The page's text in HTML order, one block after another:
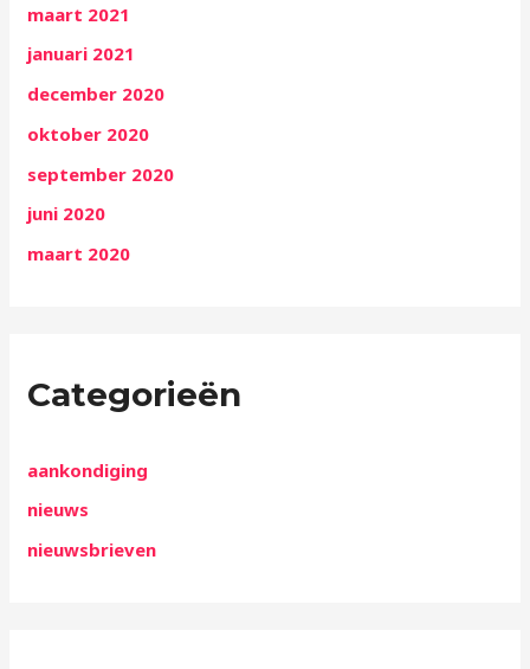
maart 2021
januari 2021
december 2020
oktober 2020
september 2020
juni 2020
maart 2020
Categorieën
aankondiging
nieuws
nieuwsbrieven